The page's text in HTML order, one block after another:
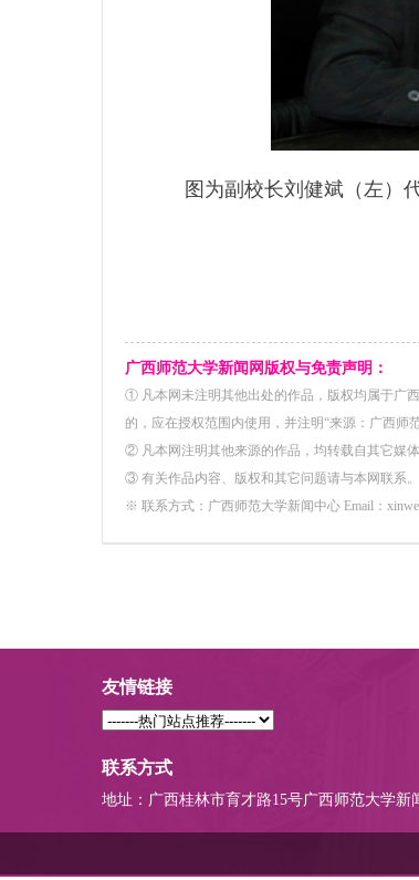
图为副校长刘健斌（左）
广西师范大学新闻网版权与免责声明：
① 凡本网未注明其他出处的作品，版权均属于广
的，应在授权范围内使用，并注明“来源：广西师
② 凡本网注明其他来源的作品，均转载自其它媒
③ 有关作品内容、版权和其它问题请与本网联系。
※ 联系方式：广西师范大学新闻中心 Email：
友情链接
联系方式
地址：广西桂林市育才路15号广西师范大学新